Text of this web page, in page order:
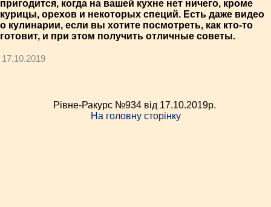
пригодится, когда на вашей кухне нет ничего, кроме
курицы, орехов и некоторых специй. Есть даже видео
о кулинарии, если вы хотите посмотреть, как кто-то
готовит, и при этом получить отличные советы.
17.10.2019
Рівне-Ракурс №934 від 17.10.2019p.
На головну сторінку